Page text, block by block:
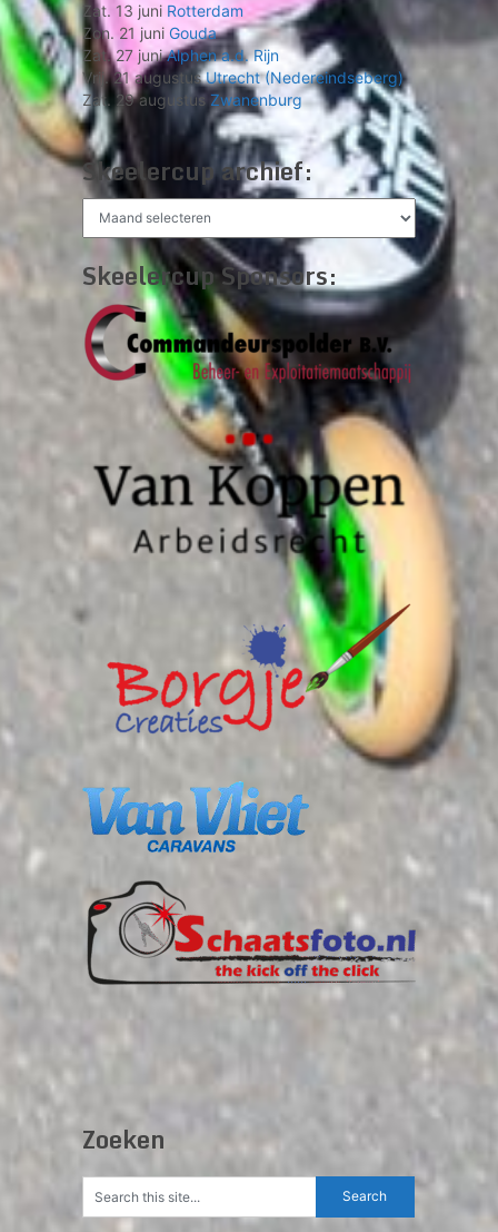
Zat. 13 juni Rotterdam
Zon. 21 juni Gouda
Zat. 27 juniAlphen a.d. Rijn
Vrij. 21 augustusUtrecht (Nedereindseberg)
Zat. 29 augustus Zwanenburg
Skeelercup archief:
Skeelercup Sponsors:
Zoeken